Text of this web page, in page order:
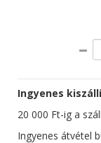
Ingyenes
20 000 Ft-ig a
Ingyenes átvétel